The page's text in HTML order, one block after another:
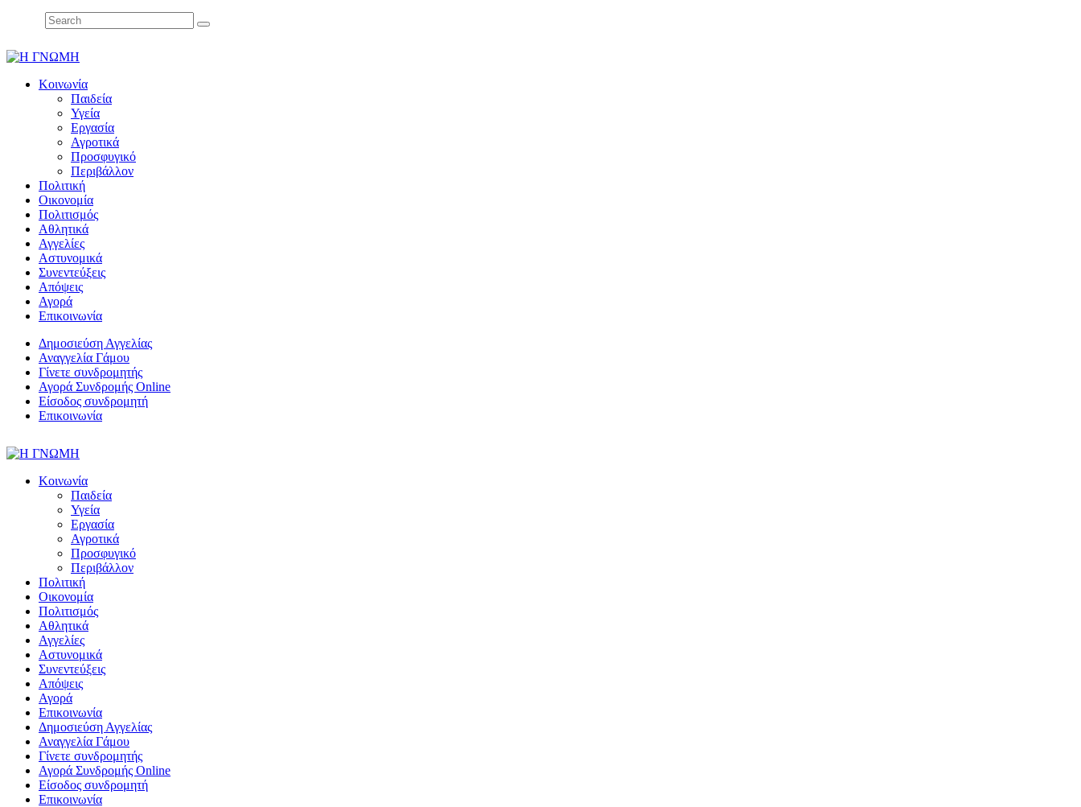
Κοινωνία
Παιδεία
Υγεία
Εργασία
Αγροτικά
Προσφυγικό
Περιβάλλον
Πολιτική
Οικονομία
Πολιτισμός
Αθλητικά
Αγγελίες
Αστυνομικά
Συνεντεύξεις
Απόψεις
Αγορά
Επικοινωνία
Δημοσιεύση Αγγελίας
Αναγγελία Γάμου
Γίνετε συνδρομητής
Αγορά Συνδρομής Online
Είσοδος συνδρομητή
Επικοινωνία
Κοινωνία
Παιδεία
Υγεία
Εργασία
Αγροτικά
Προσφυγικό
Περιβάλλον
Πολιτική
Οικονομία
Πολιτισμός
Αθλητικά
Αγγελίες
Αστυνομικά
Συνεντεύξεις
Απόψεις
Αγορά
Επικοινωνία
Δημοσιεύση Αγγελίας
Αναγγελία Γάμου
Γίνετε συνδρομητής
Αγορά Συνδρομής Online
Είσοδος συνδρομητή
Επικοινωνία